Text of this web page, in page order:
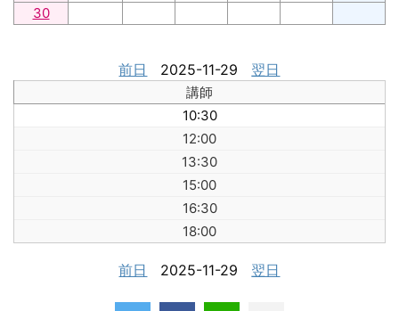
30
前日 2025-11-29 翌日
講師
10:30
12:00
13:30
15:00
16:30
18:00
前日 2025-11-29 翌日